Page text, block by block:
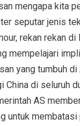
mengapa kita
seputar jenis
rekan rekan
mempelajari
yang tumbuh di
di seluruh
AS
untuk membatasi